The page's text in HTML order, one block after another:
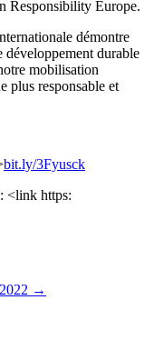
Responsibility Europe.
démontre
durable
mobilisation
plus responsable et
bit.ly/3Fyusck
<link https:
→